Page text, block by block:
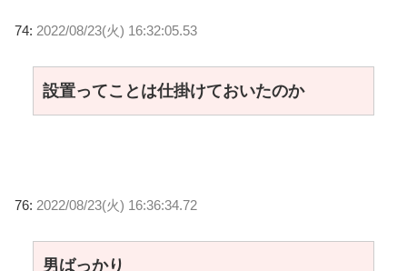
74: 2022/08/23(火) 16:32:05.53
設置ってことは仕掛けておいたのか
76: 2022/08/23(火) 16:36:34.72
男ばっかり